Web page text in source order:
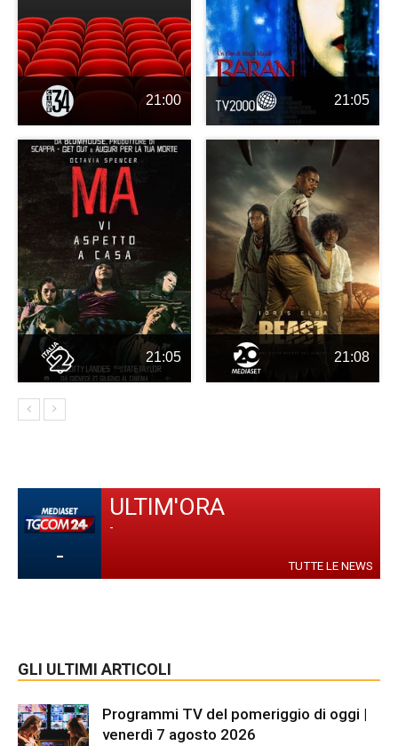
21:00 21:05
21:05 21:08
-
ULTIM'ORA
-
TUTTE LE NEWS
GLI ULTIMI ARTICOLI
Programmi TV del pomeriggio di oggi |
venerdì 7 agosto 2026